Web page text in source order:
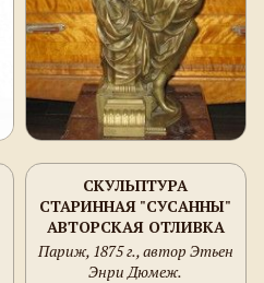
СКУЛЬПТУРА
СТАРИННАЯ "СУСАННЫ"
АВТОРСКАЯ ОТЛИВКА
Париж, 1875 г., автор Этьен
Энри Дюмеж.